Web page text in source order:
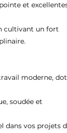
et
cultivant un fort
moderne,
soudée et
dans vos projets